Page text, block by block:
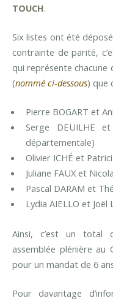
TOUCH.
Six listes ont été
contrainte de parité,
qui représente chacune
(nommé ci-dessous) que
Pierre BOGART et
Serge DEUILHE et
départementale)
Olivier ICHÉ et
Juliane FAUX et
Pascal DARAM et
Lydia AIELLO et Joël
Ainsi, c’est un total
assemblée plénière au
pour un mandat de 6
Pour davantage